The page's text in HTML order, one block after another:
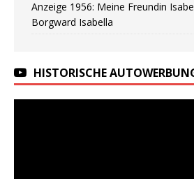
Anzeige 1956: Meine Freundin
Borgward Isabella
HISTORISCHE